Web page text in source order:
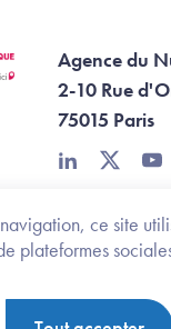
ce site
plateformes
Agence du
2-10 Rue
75015 Paris
linkedintwitter
de